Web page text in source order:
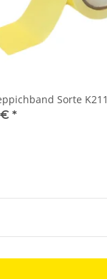
Sorte K211
*